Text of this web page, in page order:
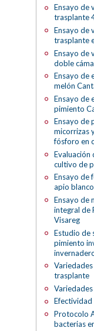
Ensayo de
trasplante
Ensayo de
trasplante
Ensayo de
doble
Ensayo de
melón
Ensayo de
pimiento
Ensayo de
micorrizas
fósforo en
Evaluación
cultivo de
Ensayo de
apio blanco
Ensayo de
integral de
Visareg
Estudio de
pimiento
trasplante
Efectividad
Protocolo
bacterias